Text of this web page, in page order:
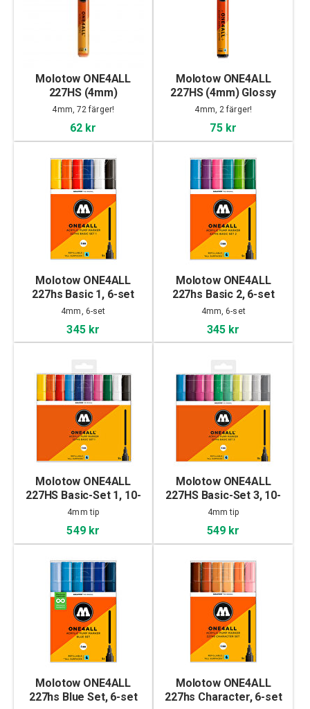
Molotow ONE4ALL
227HS (4mm)
4mm, 72 färger!
62 kr
Molotow ONE4ALL
227HS (4mm) Glossy
4mm, 2 färger!
75 kr
Molotow ONE4ALL
227hs Basic 1, 6-set
4mm, 6-set
345 kr
Molotow ONE4ALL
227hs Basic 2, 6-set
4mm, 6-set
345 kr
Molotow ONE4ALL
227HS Basic-Set 1, 10-
set
4mm tip
549 kr
Molotow ONE4ALL
227HS Basic-Set 3, 10-
set
4mm tip
549 kr
Molotow ONE4ALL
227hs Blue Set, 6-set
Molotow ONE4ALL
227hs Character, 6-set